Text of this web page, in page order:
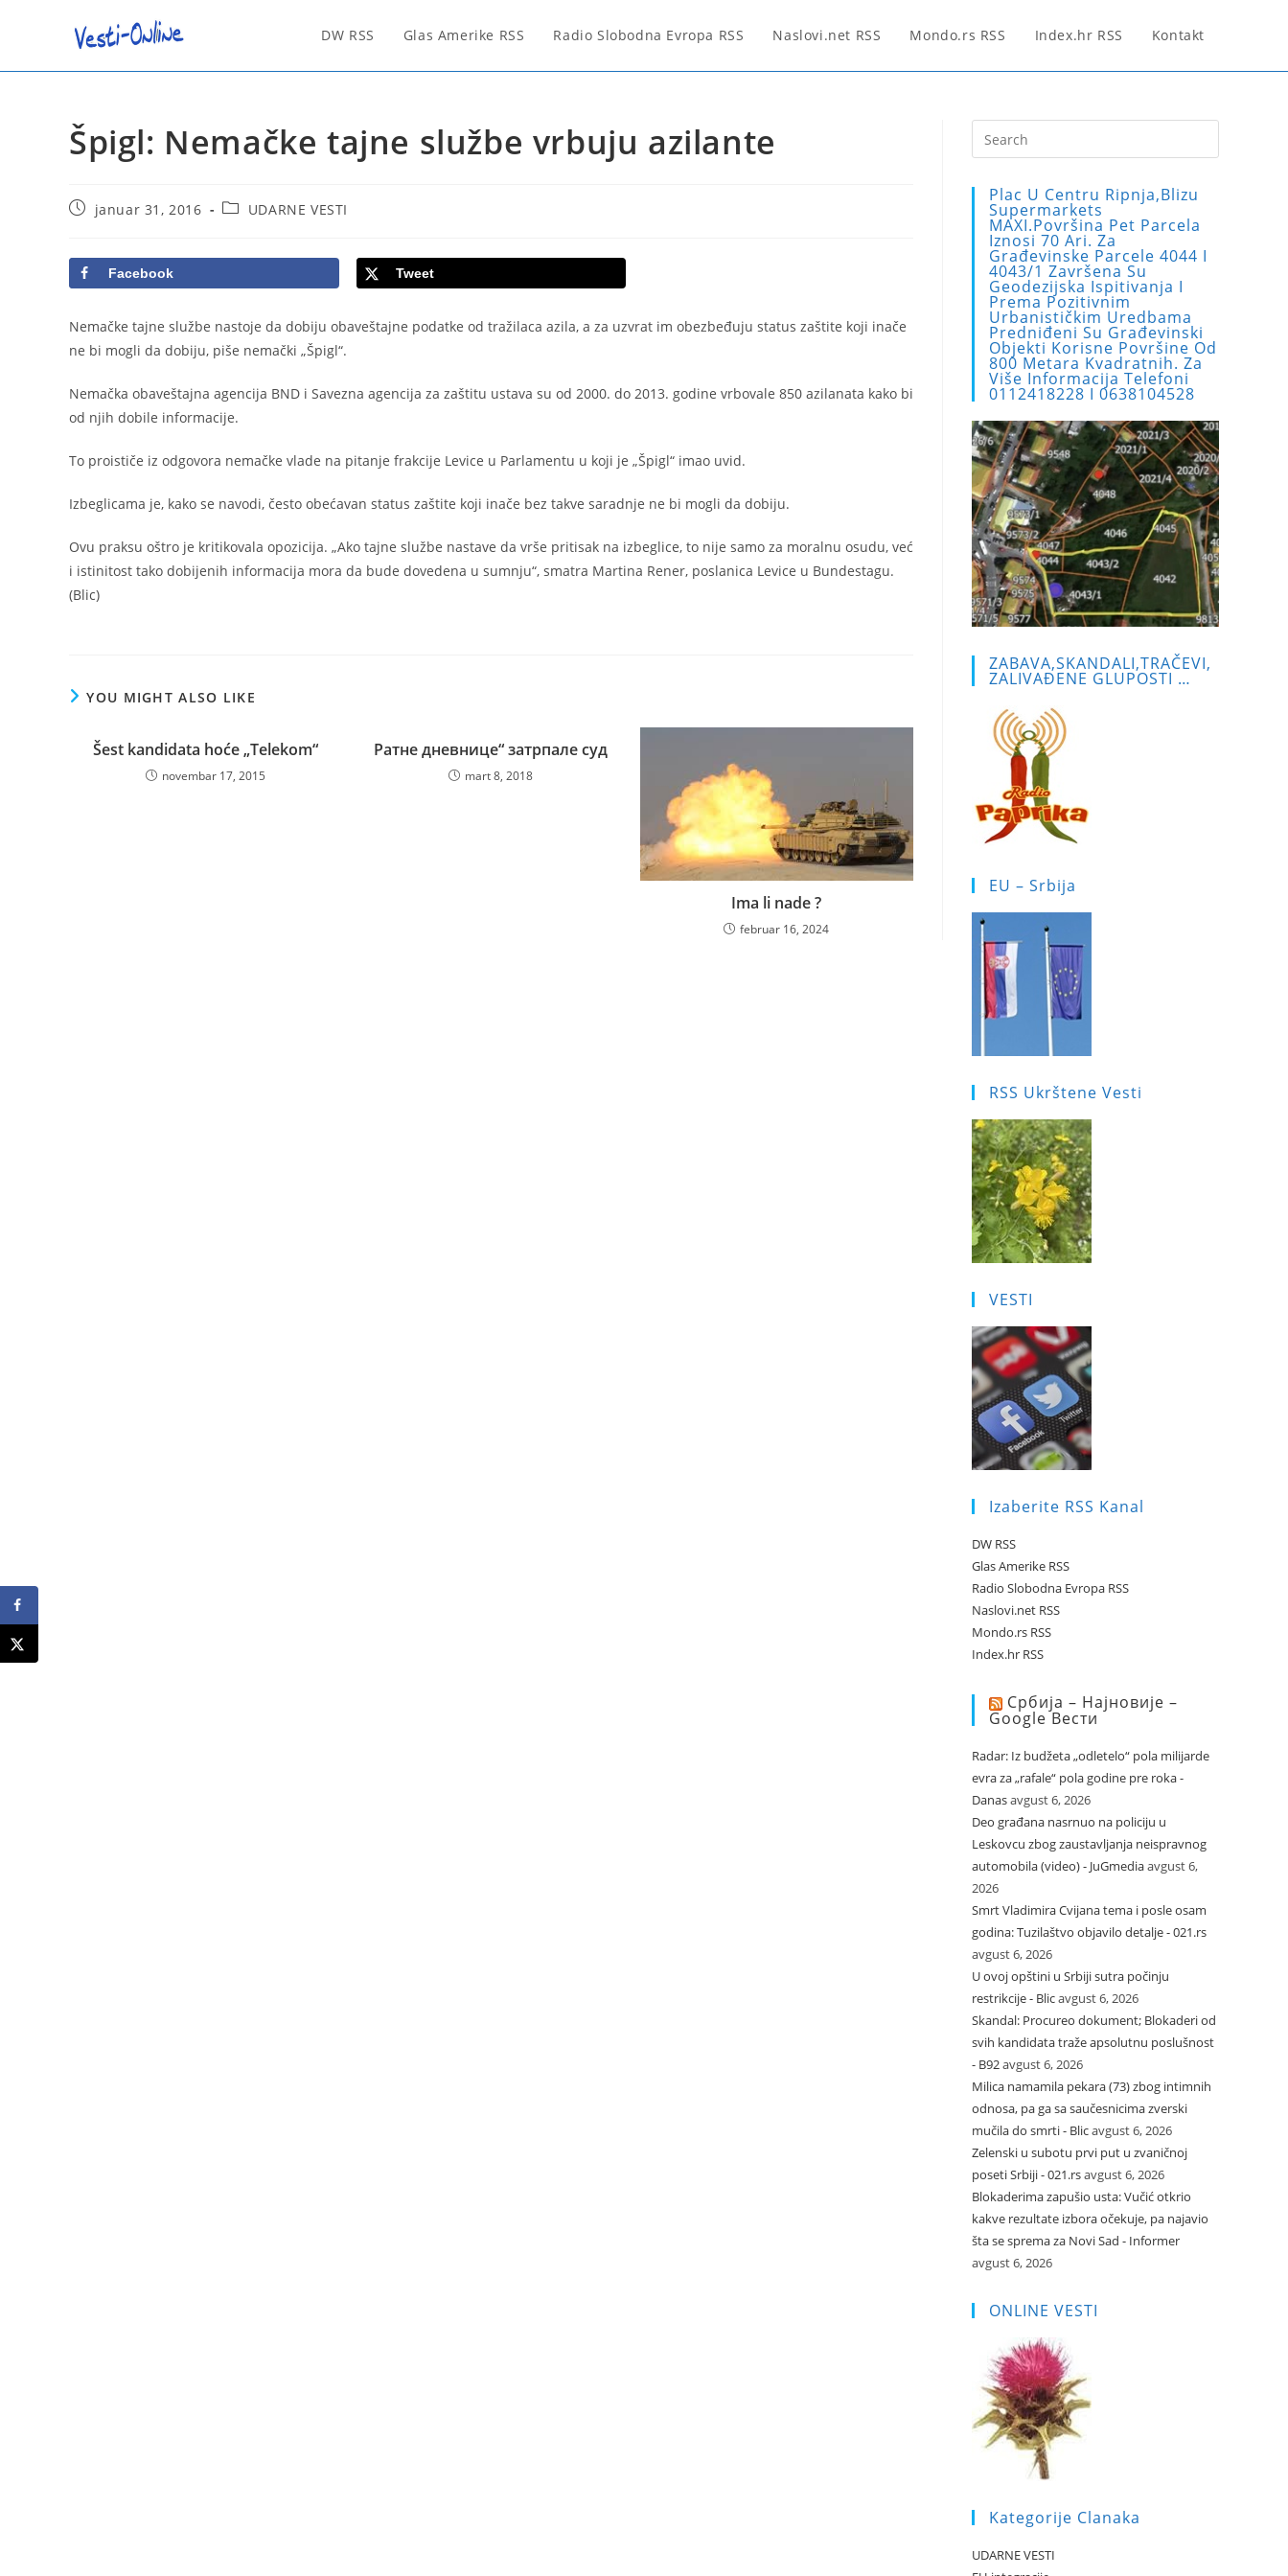
DW RSS Glas Amerike RSS Radio Slobodna Evropa RSS Naslovi.net RSS Mondo.rs RSS Index.hr RSS Kontakt
Špigl: Nemačke tajne službe vrbuju azilante
Postjanuar 31, 2016
PostUDARNE VESTI
Facebook Tweet
Nemačke tajne službe nastoje da dobiju obaveštajne podatke od tražilaca azila, a za uzvrat im obezbeđuju status zaštite koji inače
ne bi mogli da dobiju, piše nemački „Špigl“.
Nemačka obaveštajna agencija BND i Savezna agencija za zaštitu ustava su od 2000. do 2013. godine vrbovale 850 azilanata kako bi
od njih dobile informacije.
To proističe iz odgovora nemačke vlade na pitanje frakcije Levice u Parlamentu u koji je „Špigl“ imao uvid.
Izbeglicama je, kako se navodi, često obećavan status zaštite koji inače bez takve saradnje ne bi mogli da dobiju.
Ovu praksu oštro je kritikovala opozicija. „Ako tajne službe nastave da vrše pritisak na izbeglice, to nije samo za moralnu osudu, već
i istinitost tako dobijenih informacija mora da bude dovedena u sumnju“, smatra Martina Rener, poslanica Levice u Bundestagu.
(Blic)
YOU MIGHT ALSO LIKE
Šest kandidata hoće „Telekom“
novembar 17, 2015
Ратне дневнице“ затрпале суд
mart 8, 2018
Ima li nade ?
februar 16, 2024
Escape
Plac U Centru Ripnja,blizu
Supermarkets
MAXI.Površina Pet Parcela
Iznosi 70 Ari. Za
Građevinske Parcele 4044 I
4043/1 Završena Su
Geodezijska Ispitivanja I
Prema Pozitivnim
Urbanističkim Uredbama
Predniđeni Su Građevinski
Objekti Korisne Površine Od
800 Metara Kvadratnih. Za
Više Informacija Telefoni
0112418228 I 0638104528
ZABAVA,SKANDALI,TRAČEVI,
ZALIVAĐENE GLUPOSTI …
EU – Srbija
RSS Ukrštene Vesti
VESTI
Izaberite RSS Kanal
DW RSS
Glas Amerike RSS
Radio Slobodna Evropa RSS
Naslovi.net RSS
Mondo.rs RSS
Index.hr RSS
Србија – Најновије –
Google Вести
Radar: Iz budžeta „odletelo“ pola milijarde
evra za „rafale“ pola godine pre roka -
Danasavgust 6, 2026
Deo građana nasrnuo na policiju u
Leskovcu zbog zaustavljanja neispravnog
automobila (video) - JuGmediaavgust 6,
2026
Smrt Vladimira Cvijana tema i posle osam
godina: Tuzilaštvo objavilo detalje - 021.rs
avgust 6, 2026
U ovoj opštini u Srbiji sutra počinju
restrikcije - Blicavgust 6, 2026
Skandal: Procureo dokument; Blokaderi od
svih kandidata traže apsolutnu poslušnost
- B92avgust 6, 2026
Milica namamila pekara (73) zbog intimnih
odnosa, pa ga sa saučesnicima zverski
mučila do smrti - Blicavgust 6, 2026
Zelenski u subotu prvi put u zvaničnoj
poseti Srbiji - 021.rsavgust 6, 2026
Blokaderima zapušio usta: Vučić otkrio
kakve rezultate izbora očekuje, pa najavio
šta se sprema za Novi Sad - Informer
avgust 6, 2026
ONLINE VESTI
Kategorije Clanaka
UDARNE VESTI